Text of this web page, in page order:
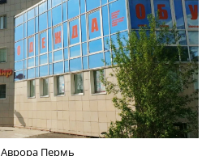
Аврора Пермь